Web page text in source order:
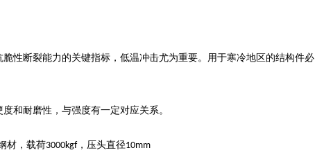
性断裂能力的关键指标，低温冲击尤为重要。用于寒冷地区的结构件必
和耐磨性，与强度有一定对应关系。
材，载荷3000kgf，压头直径10mm